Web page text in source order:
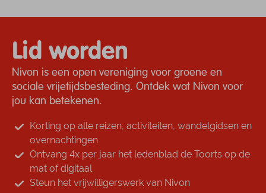
(slechtweervoorziening). In
de zomer maakt de
terreinwacht regelmatig een
kampvuur.
Lid worden
Nivon is een open vereniging voor groene en
sociale vrijetijdsbesteding. Ontdek wat Nivon voor
jou kan betekenen.
Korting op alle reizen, activiteiten, wandelgidsen en
overnachtingen
Ontvang 4x per jaar het ledenblad de Toorts op de
mat of digitaal
Steun het vrijwilligerswerk van Nivon